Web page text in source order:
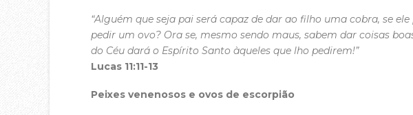
“Alguém que seja pai será capaz de dar ao filho uma cobra, se
pedir um ovo? Ora se, mesmo sendo maus, sabem dar coisas
do Céu dará o Espírito Santo àqueles que lho pedirem!”
Lucas 11:11-13
Peixes venenosos e ovos de escorpião